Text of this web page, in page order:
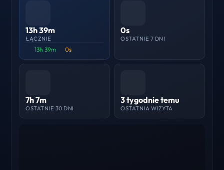
13h 39m
ŁĄCZNIE
13h 39m 0s
0s
OSTATNIE 7 DNI
7h 7m
OSTATNIE 30 DNI
3 tygodnie temu
OSTATNIA WIZYTA